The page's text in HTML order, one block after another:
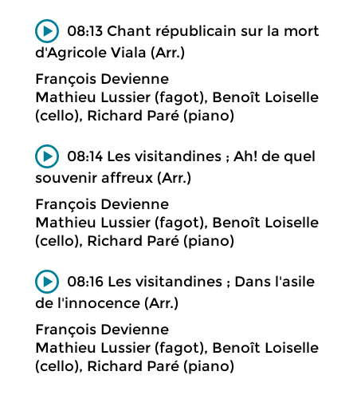
08:13 Chant républicain sur la mort
d'Agricole Viala (Arr.)
François Devienne
Mathieu Lussier (fagot), Benoît Loiselle
(cello), Richard Paré (piano)
08:14 Les visitandines ; Ah! de quel
souvenir affreux (Arr.)
François Devienne
Mathieu Lussier (fagot), Benoît Loiselle
(cello), Richard Paré (piano)
08:16 Les visitandines ; Dans l'asile
de l'innocence (Arr.)
François Devienne
Mathieu Lussier (fagot), Benoît Loiselle
(cello), Richard Paré (piano)